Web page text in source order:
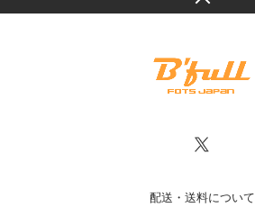
配送・送料について